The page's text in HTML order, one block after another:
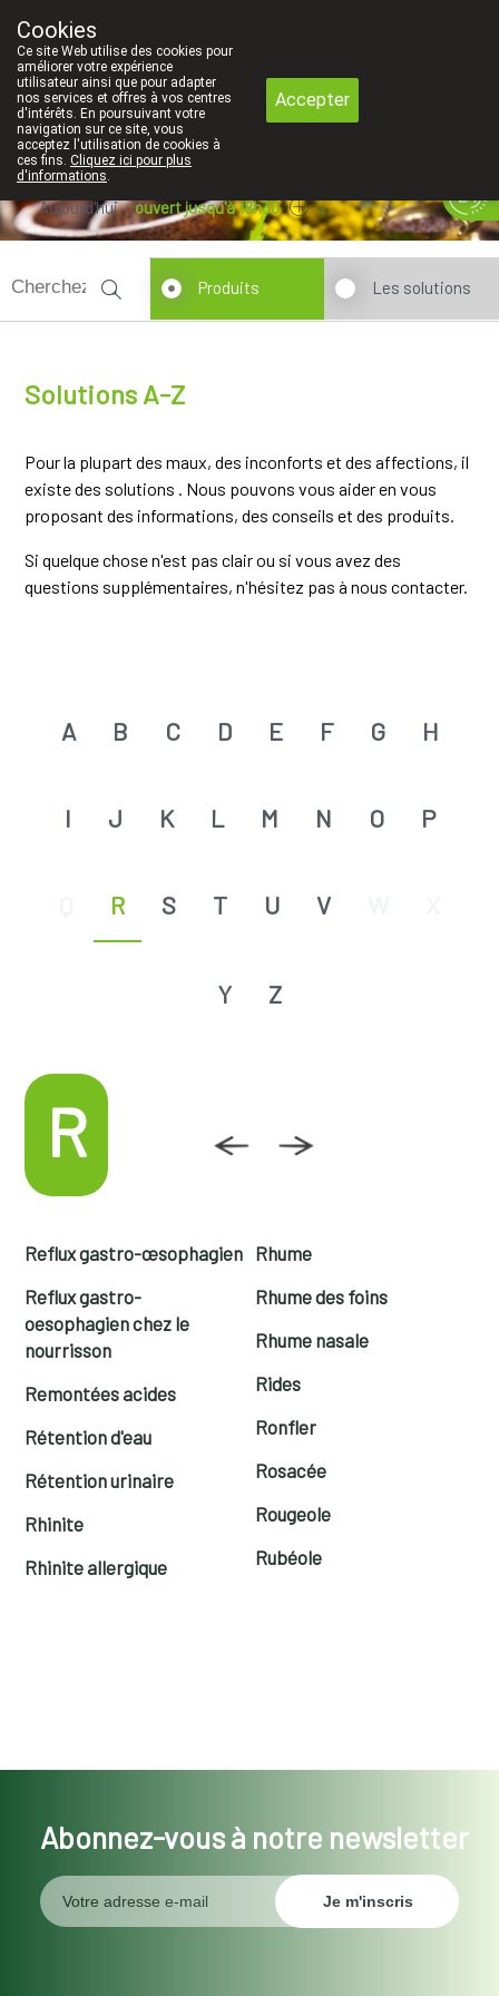
Aujourd'hui ouvert jusqu'à 18h30
Solutions A-Z
Produits Les solutions
Pour la plupart des maux, des inconforts et des affections, il
existe des solutions . Nous pouvons vous aider en vous
proposant des informations, des conseils et des produits.
Si quelque chose n'est pas clair ou si vous avez des
questions supplémentaires, n'hésitez pas à nous contacter.
A B C D E F G H
I J K L M N O P
R S T U V
Y Z
R
Reflux gastro-œsophagien
Reflux gastro-
oesophagien chez le
nourrisson
Remontées acides
Rétention d'eau
Rétention urinaire
Rhinite
Rhinite allergique
Rhume
Rhume des foins
Rhume nasale
Rides
Ronfler
Rosacée
Rougeole
Rubéole
Abonnez-vous à notre newsletter
Cookies
Ce site Web utilise des cookies pour
améliorer votre expérience
utilisateur ainsi que pour adapter
nos services et offres à vos centres
d'intérêts. En poursuivant votre
navigation sur ce site, vous
acceptez l'utilisation de cookies à
ces fins. Cliquez ici pour plus
d'informations.
Accepter